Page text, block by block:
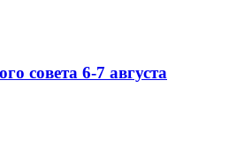
совета 6-7 августа